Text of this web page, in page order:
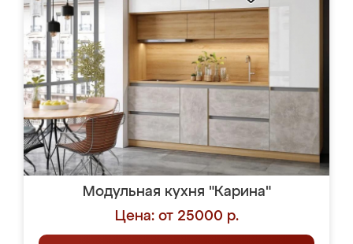
Модульная кухня "Карина"
Цена: от 25000 р.